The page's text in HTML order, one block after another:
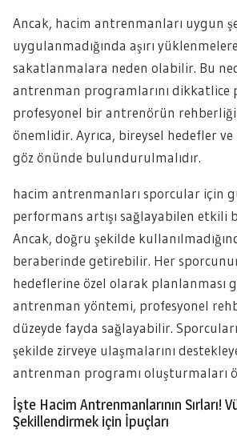
Ancak, hacim antrenmanları uygun
uygulanmadığında aşırı
sakatlanmalara neden olabilir. Bu
antrenman programlarını dikkatlice
profesyonel bir antrenörün
önemlidir. Ayrıca, bireysel hedefler
göz önünde bulundurulmalıdır.
hacim antrenmanları sporcular için
performans artışı sağlayabilen etkili
Ancak, doğru şekilde
beraberinde getirebilir. Her
hedeflerine özel olarak planlanması
antrenman yöntemi, profesyonel
düzeyde fayda sağlayabilir.
şekilde zirveye ulaşmalarını
antrenman programı oluşturmaları
İşte Hacim Antrenmanlarının Sırları!
Şekillendirmek için İpuçları